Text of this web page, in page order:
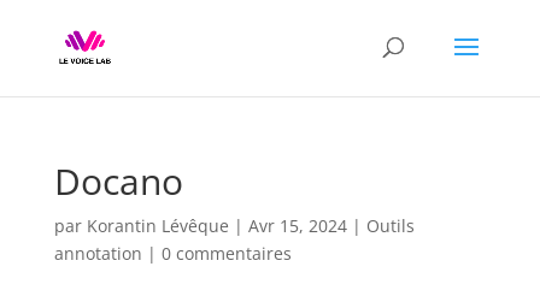
Docano
par Korantin Lévêque | Avr 15, 2024| Outils
annotation | 0 commentaires